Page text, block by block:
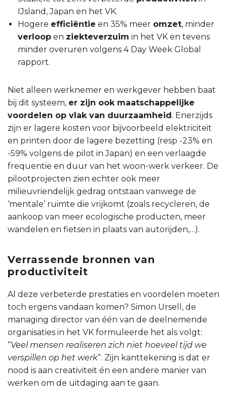
IJsland, Japan en het VK.
Hogere efficiëntie en 35% meer omzet, minder
verloop en ziekteverzuim in het VK en tevens
minder overuren volgens 4 Day Week Global
rapport.
Niet alleen werknemer en werkgever hebben baat
bij dit systeem, er zijn ook maatschappelijke
voordelen op vlak van duurzaamheid . Enerzijds
zijn er lagere kosten voor bijvoorbeeld elektriciteit
en printen door de lagere bezetting (resp -23% en
-59% volgens de pilot in Japan) en een verlaagde
frequentie en duur van het woon-werk verkeer. De
pilootprojecten zien echter ook meer
milieuvriendelijk gedrag ontstaan vanwege de
‘mentale’ ruimte die vrijkomt (zoals recycleren, de
aankoop van meer ecologische producten, meer
wandelen en fietsen in plaats van autorijden,…).
Verrassende bronnen van
productiviteit
Al deze verbeterde prestaties en voordelen moeten
toch ergens vandaan komen? Simon Ursell, de
managing director van één van de deelnemende
organisaties in het VK formuleerde het als volgt:
“Veel mensen realiseren zich niet hoeveel tijd we
verspillen op het werk”. Zijn kanttekening is dat er
nood is aan creativiteit én een andere manier van
werken om de uitdaging aan te gaan.